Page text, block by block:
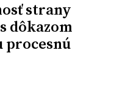
strany
dôkazom
procesnú